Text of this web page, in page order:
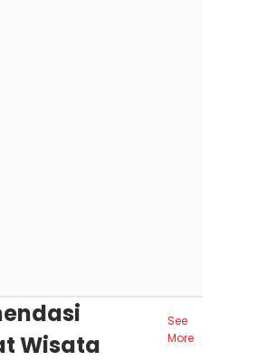
Wisata
See
More